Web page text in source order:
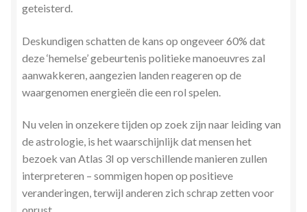
geteisterd.
Deskundigen schatten de kans op ongeveer 60% dat
deze ‘hemelse’ gebeurtenis politieke manoeuvres zal
aanwakkeren, aangezien landen reageren op de
waargenomen energieën die een rol spelen.
Nu velen in onzekere tijden op zoek zijn naar leiding van
de astrologie, is het waarschijnlijk dat mensen het
bezoek van Atlas 3I op verschillende manieren zullen
interpreteren – sommigen hopen op positieve
veranderingen, terwijl anderen zich schrap zetten voor